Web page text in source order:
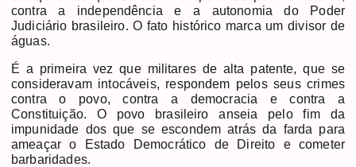
contra a independência e a autonomia do Poder
Judiciário brasileiro. O fato histórico marca um divisor de
águas.
É a primeira vez que militares de alta patente, que se
consideravam intocáveis, respondem pelos seus crimes
contra o povo, contra a democracia e contra a
Constituição. O povo brasileiro anseia pelo fim da
impunidade dos que se escondem atrás da farda para
ameaçar o Estado Democrático de Direito e cometer
barbaridades.